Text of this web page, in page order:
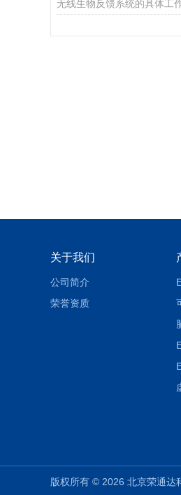
关于我们
公司简介
荣誉资质
版权所有 © 2026 北京荣通